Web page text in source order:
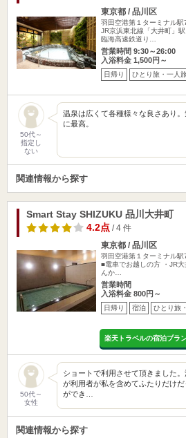
東京都 / 品川区
羽田空港第１ターミナル駅
JR京浜東北線「大井町」
臨海高速鉄道り…
営業時間 9:30～26:00
入浴料金 1,500円～
日帰り ひとり旅・一人
50代～
指定し
ない
温泉は広くて各種様々な良さあり
に最高。
関連情報から探す
Smart Stay SHIZUKU 品川大井町
4.2点/ 4 件
東京都 / 品川区
羽田空港第１ターミナル駅
■電車でお越しの方 ・JR
んか…
営業時間
入浴料金 800円～
日帰り 宿泊 ひとり旅
楽天トラベルの宿泊プラ
50代～
女性
ショートで利用させて頂きました
が利用者が私を含めてふたりだけ
ができ…
関連情報から探す